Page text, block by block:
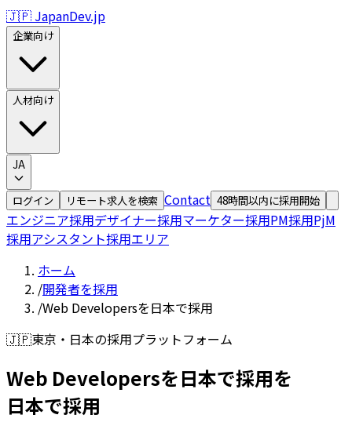
🇯🇵 JapanDev.jp
企業向け
人材向け
JA
ログイン リモート求人を検索 Contact 48時間以内に採用開始
エンジニア採用デザイナー採用マーケター採用PM採用PjM
採用アシスタント採用エリア
ホーム
/開発者を採用
/Web Developersを日本で採用
🇯🇵東京・日本の採用プラットフォーム
Web Developersを日本で採用を
日本で採用